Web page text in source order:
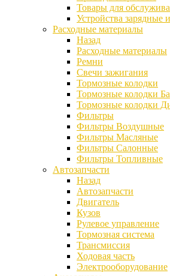
Товары для
Устройства зарядные
Расходные материалы
Назад
Расходные материалы
Ремни
Свечи зажигания
Тормозные колодки
Тормозные колодки
Тормозные колодки
Фильтры
Фильтры Воздушные
Фильтры Масляные
Фильтры Салонные
Фильтры Топливные
Автозапчасти
Назад
Автозапчасти
Двигатель
Кузов
Рулевое управление
Тормозная система
Трансмиссия
Ходовая часть
Электрооборудование